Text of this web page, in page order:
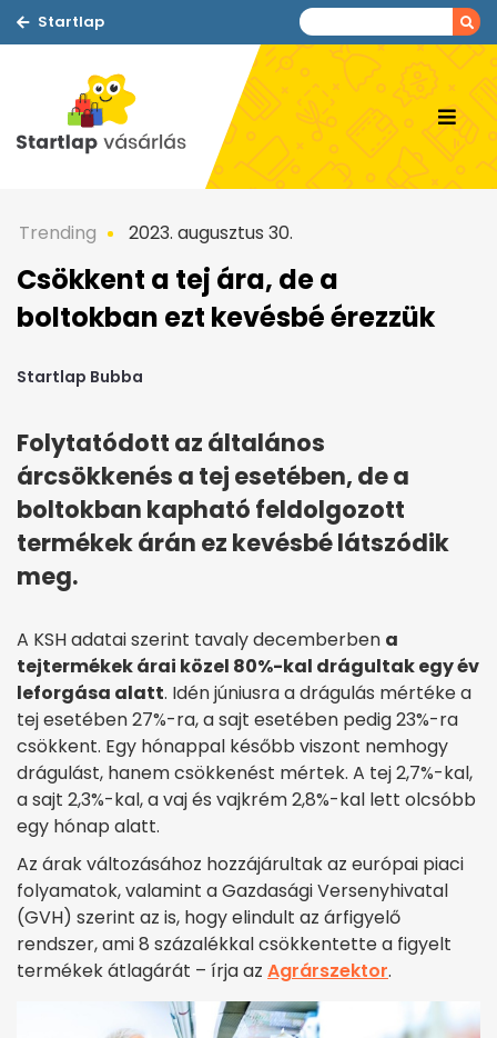
Startlap
Trending 2023. augusztus 30.
Csökkent a tej ára, de a
boltokban ezt kevésbé érezzük
Startlap Bubba
Folytatódott az általános
árcsökkenés a tej esetében, de a
boltokban kapható feldolgozott
termékek árán ez kevésbé látszódik
meg.
A KSH adatai szerint tavaly decemberben a
tejtermékek árai közel 80%-kal drágultak egy év
leforgása alatt. Idén júniusra a drágulás mértéke a
tej esetében 27%-ra, a sajt esetében pedig 23%-ra
csökkent. Egy hónappal később viszont nemhogy
drágulást, hanem csökkenést mértek. A tej 2,7%-kal,
a sajt 2,3%-kal, a vaj és vajkrém 2,8%-kal lett olcsóbb
egy hónap alatt.
Az árak változásához hozzájárultak az európai piaci
folyamatok, valamint a Gazdasági Versenyhivatal
(GVH) szerint az is, hogy elindult az árfigyelő
rendszer, ami 8 százalékkal csökkentette a figyelt
termékek átlagárát – írja az Agrárszektor.